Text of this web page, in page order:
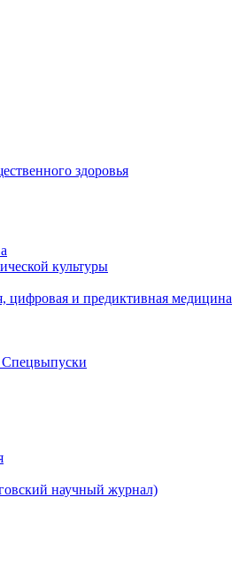
здоровья
культуры
цифровая и предиктивная медицина
научный журнал)